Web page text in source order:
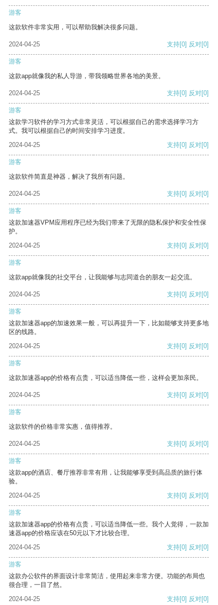
游客
这款软件非常实用，可以帮助我解决很多问题。
2024-04-25 支持[0] 反对[0]
游客
这款app就像我的私人导游，带我领略世界各地的美景。
2024-04-25 支持[0] 反对[0]
游客
这款学习软件的学习方式非常灵活，可以根据自己的需求选择学习方
式。我可以根据自己的时间安排学习进度。
2024-04-25
支持[0] 反对[0]
游客
这款软件简直是神器，解决了我所有问题。
2024-04-25 支持[0] 反对[0]
游客
这款加速器VPM应用程序已经为我们带来了无限的隐私保护和安全性保
护。
2024-04-25
支持[0] 反对[0]
游客
这款app就像我的社交平台，让我能够与志同道合的朋友一起交流。
2024-04-25 支持[0] 反对[0]
游客
这款加速器app的加速效果一般，可以再提升一下，比如能够支持更多地
区的线路。
2024-04-25
支持[0] 反对[0]
游客
这款加速器app的价格有点贵，可以适当降低一些，这样会更加亲民。
2024-04-25 支持[0] 反对[0]
游客
这款软件的价格非常实惠，值得推荐。
2024-04-25 支持[0] 反对[0]
游客
这款app的酒店、餐厅推荐非常有用，让我能够享受到高品质的旅行体
验。
2024-04-25
支持[0] 反对[0]
游客
这款加速器app的价格有点贵，可以适当降低一些。我个人觉得，一款加
速器app的价格应该在50元以下才比较合理。
2024-04-25
支持[0] 反对[0]
游客
这款办公软件的界面设计非常简洁，使用起来非常方便。功能的布局也
很合理，一目了然。
2024-04-25
支持[0] 反对[0]